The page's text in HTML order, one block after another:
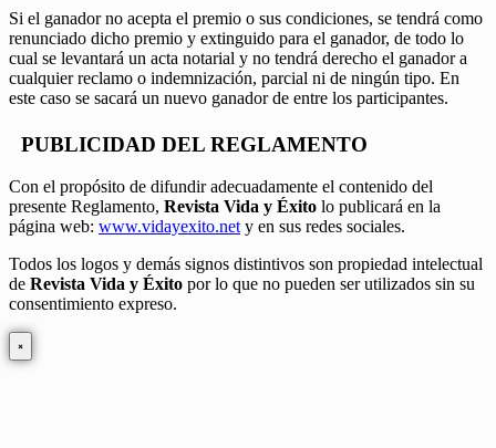
Si el ganador no acepta el premio o sus condiciones, se tendrá como
renunciado dicho premio y extinguido para el ganador, de todo lo
cual se levantará un acta notarial y no tendrá derecho el ganador a
cualquier reclamo o indemnización, parcial ni de ningún tipo. En
este caso se sacará un nuevo ganador de entre los participantes.
PUBLICIDAD DEL REGLAMENTO
Con el propósito de difundir adecuadamente el contenido del
presente Reglamento, Revista Vida y Éxito lo publicará en la
página web: www.vidayexito.nety en sus redes sociales.
Todos los logos y demás signos distintivos son propiedad intelectual
de Revista Vida y Éxito por lo que no pueden ser utilizados sin su
consentimiento expreso.
×